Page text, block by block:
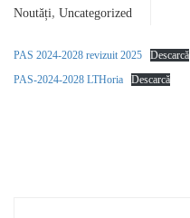
Noutăți, Uncategorized
PAS 2024-2028 revizuit 2025
Descarcă
PAS-2024-2028 LTHoria
Descarcă